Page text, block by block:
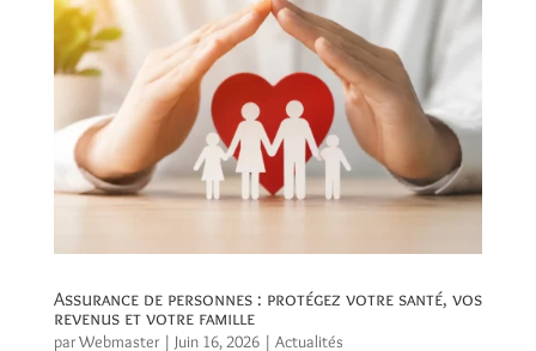
Assurance de personnes : protégez votre santé, vos
revenus et votre famille
parWebmaster| Juin 16, 2026| Actualités